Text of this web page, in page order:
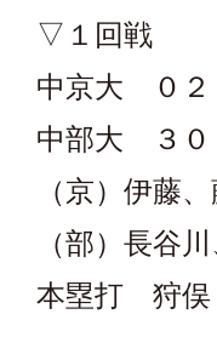
▽１回戦
中京大 ０２
中部大 ３０
（京）伊藤
（部）長谷
本塁打 狩俣